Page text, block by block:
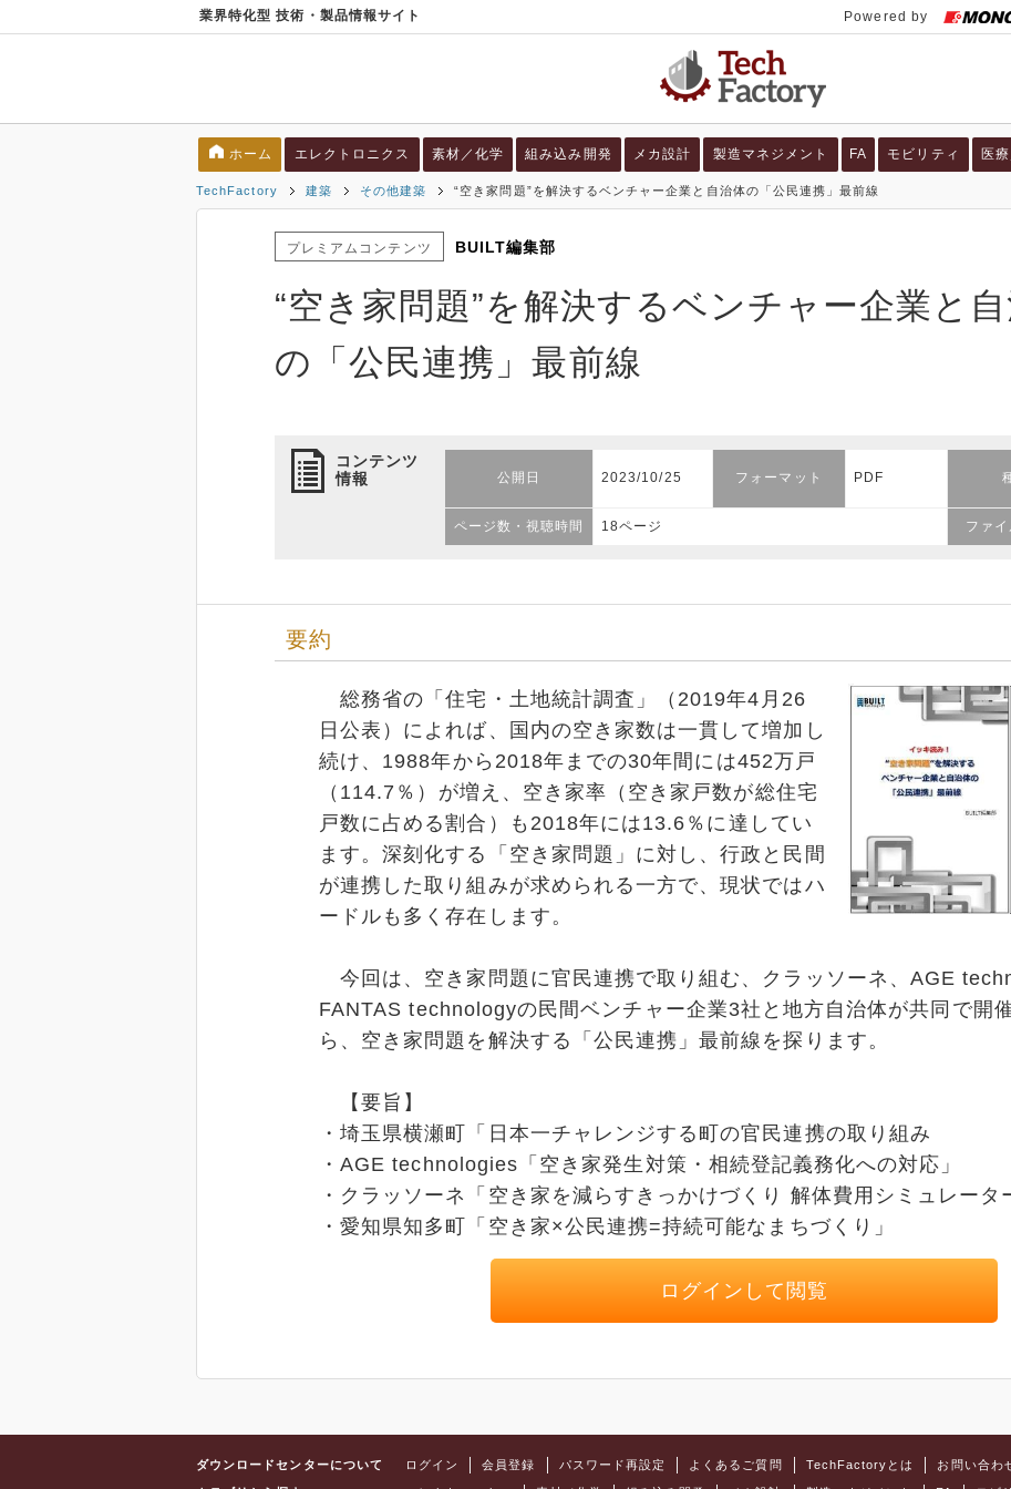
業界特化型 技術・製品情報サイト
ホーム エレクトロニクス 素材／化学 組み込み開発 メカ設計 製造マネジメント FA モビリティ 医
TechFactory 建築 その他建築 “空き家問題”を解決するベンチャー企業と自治体の「公民連携」最前線
プレミアムコンテンツ BUILT編集部
“空き家問題”を解決するベンチャー企業と
の「公民連携」最前線
コンテンツ
情報
公開日 2023/10/25 フォーマット PDF
ページ数・視聴時間 18ページ ファ
要約
総務省の「住宅・土地統計調査」（2019年4月26
日公表）によれば、国内の空き家数は一貫して増加し
続け、1988年から2018年までの30年間には452万戸
（114.7％）が増え、空き家率（空き家戸数が総住宅
戸数に占める割合）も2018年には13.6％に達してい
ます。深刻化する「空き家問題」に対し、行政と民間
が連携した取り組みが求められる一方で、現状ではハ
ードルも多く存在します。
今回は、空き家問題に官民連携で取り組む、クラッソーネ、AGE
FANTAS technologyの民間ベンチャー企業3社と地方自治体が共同で開
ら、空き家問題を解決する「公民連携」最前線を探ります。
【要旨】
・埼玉県横瀬町「日本一チャレンジする町の官民連携の取り組み
・AGE technologies「空き家発生対策・相続登記義務化への対応」
・クラッソーネ「空き家を減らすきっかけづくり 解体費用シミュレータ
・愛知県知多町「空き家×公民連携=持続可能なまちづくり」
ログインして閲覧
ダウンロードセンターについて ログイン 会員登録 パスワード再設定 よくあるご質問 TechFactoryとは お問い合わ